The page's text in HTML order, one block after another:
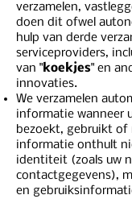
verzamelen,
doen dit ofwel
hulp van derde
serviceproviders,
van "koekjes" en
innovaties.
We verzamelen
informatie wanneer
bezoekt, gebruikt of
informatie onthult
identiteit (zoals uw
contactgegevens),
en